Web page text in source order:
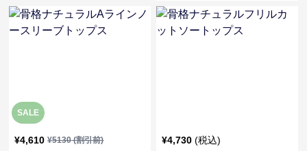
SALE
¥4,610 ¥5130(割引前) ¥4,730 (税込)